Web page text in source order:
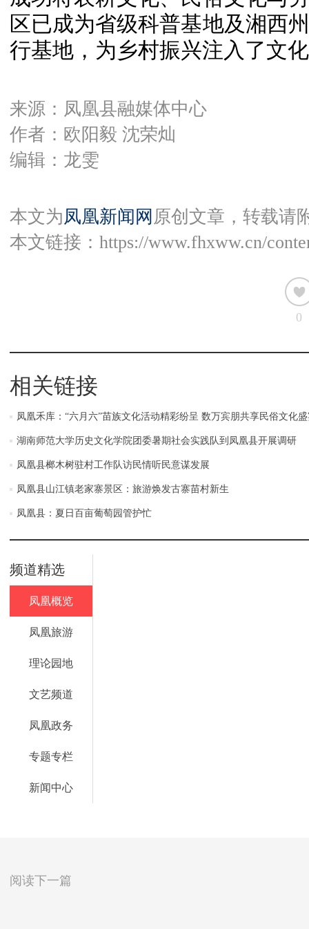
区已成为省级科普基地及湘西
行基地，为乡村振兴注入了文
来源：凤凰县融媒体中心
作者：欧阳毅 沈荣灿
编辑：龙雯
本文为凤凰新闻网 原创文章，转载请
本文链接： https://www.fhxww.cn/
0
相关链接
凤凰禾库：“六月六”苗族文化活动精彩纷呈 数万宾朋共享民俗文化
湖南师范大学历史文化学院团委暑期社会实践队到凤凰县开展调研
凤凰县榔木树驻村工作队访民情听民意谋发展
凤凰县山江镇老家寨景区：旅游焕发古寨苗村新生
凤凰县：夏日百亩葡萄园管护忙
频道精选
凤凰概览
凤凰旅游
理论园地
文艺频道
凤凰政务
专题专栏
新闻中心
阅读下一篇